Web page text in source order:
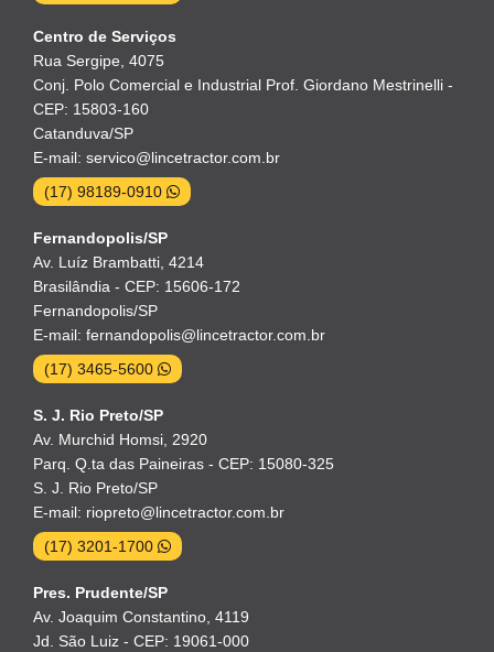
Centro de Serviços
Rua Sergipe, 4075
Conj. Polo Comercial e Industrial Prof. Giordano Mestrinelli -
CEP: 15803-160
Catanduva/SP
E-mail: servico@lincetractor.com.br
(17) 98189-0910
Fernandopolis/SP
Av. Luíz Brambatti, 4214
Brasilândia - CEP: 15606-172
Fernandopolis/SP
E-mail: fernandopolis@lincetractor.com.br
(17) 3465-5600
S. J. Rio Preto/SP
Av. Murchid Homsi, 2920
Parq. Q.ta das Paineiras - CEP: 15080-325
S. J. Rio Preto/SP
E-mail: riopreto@lincetractor.com.br
(17) 3201-1700
Pres. Prudente/SP
Av. Joaquim Constantino, 4119
Jd. São Luiz - CEP: 19061-000